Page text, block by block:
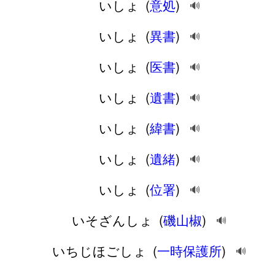
いしょ (意処) 🔊
いしょ (異書) 🔊
いしょ (医書) 🔊
いしょ (遺書) 🔊
いしょ (緯書) 🔊
いしょ (遺緒) 🔊
いしょ (位署) 🔊
いそざんしょ (磯山椒) 🔊
いちじほごしょ (一時保護所) 🔊